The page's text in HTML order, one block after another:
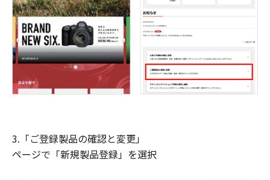
3.「ご登録製品の確認と変更」
ページで「新規製品登録」を選択